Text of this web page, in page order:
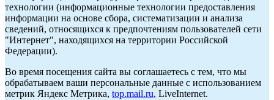
технологии (информационные технологии предоставления
информации на основе сбора, систематизации и анализа
сведений, относящихся к предпочтениям пользователей сети
"Интернет", находящихся на территории Российской
Федерации).
Во время посещения сайта вы соглашаетесь с тем, что мы
обрабатываем ваши персональные данные с использованием
метрик Яндекс Метрика, top.mail.ru, LiveInternet.